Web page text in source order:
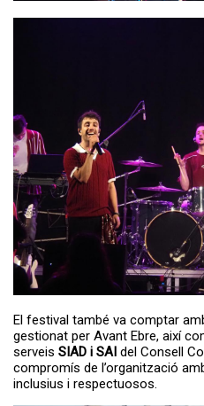
El festival també va comptar
gestionat per Avant Ebre, així
serveis SIAD i SAI del Consell
compromís de l’organització
inclusius i respectuosos.